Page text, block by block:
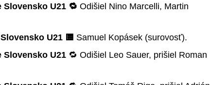
Slovensko U21 🔁 Odišiel Nino Marcelli, Martin
U21 🟨 Samuel Kopásek (surovosť).
Slovensko U21🔁 Odišiel Leo Sauer, prišiel Roman